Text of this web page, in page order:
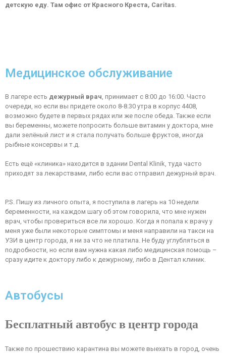
детскую еду. Там офис от Красного Креста, Caritas.
Медицинское обслуживание
В лагере есть дежурный врач , принимает с 8:00 до 16:00. Часто
очереди, но если вы придете около 8-8.30 утра в корпус 4408,
возможно будете в первых рядах или же после обеда. Также если
вы беременны, можете попросить больше витамин у доктора, мне
дали зелёный лист и я стала получать больше фруктов, иногда
рыбные консервы и т.д.
Есть ещё «клиника» находится в здании Dental Klinik, туда часто
приходят за лекарствами, либо если вас отправил дежурный врач.
P.S. Пишу из личного опыта, я поступила в лагерь на 10 недели
беременности, на каждом шагу об этом говорила, что мне нужен
врач, чтобы провериться все ли хорошо. Когда я попала к врачу у
меня уже были некоторые симптомы и меня направили на такси на
УЗИ в центр города, я ни за что не платила. Не буду углубляться в
подробности, но если вам нужна какая либо медицинская помощь –
сразу идите к доктору либо к дежурному, либо в Дентал клиник.
Автобусы
Бесплатный автобус в центр города
Также по прошествию карантина вы можете выехать в город, очень